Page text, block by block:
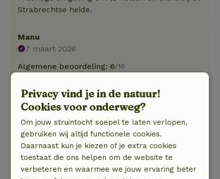
Strabrechtse heide.
Manu
7 maart 2026
Algemene beoordeling: 6/10
en een picknick bank waar je tegen een aarde
wal bedekt met plastic aan kijkt. Geeft geen
natuur ervaring. Huisje zelf perfect schoon en
uitgerust maar met de sfeer van een
hotelketen. Slaapkamer boven heeft geen raam
en geen vlucht weg bij brand.
Natuur, rust & ruimte: 4 /5
Huisje ligt aan redelijk drukke weg maar achter
Privacy vind je in de natuur!
Cookies voor onderweg?
Om jouw struintocht soepel te laten verlopen,
gebruiken wij altijd functionele cookies.
Daarnaast kun je kiezen of je extra cookies
toestaat die ons helpen om de website te
verbeteren en waarmee we jouw ervaring beter